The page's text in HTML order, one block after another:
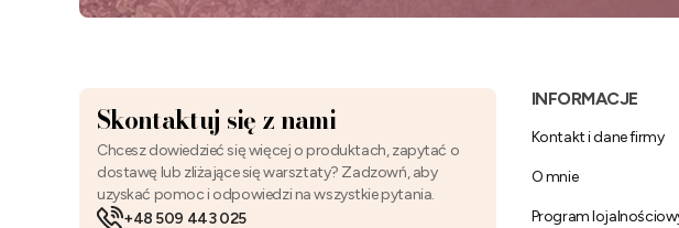
Skontaktuj się z nami
Chcesz dowiedzieć się więcej o produktach, zapytać o
dostawę lub zliżające się warsztaty? Zadzowń, aby
uzyskać pomoc i odpowiedzi na wszystkie pytania.
+48 509 443 025
Linki w
INFORMACJE
Kontakt i dane firmy
O mnie
Program